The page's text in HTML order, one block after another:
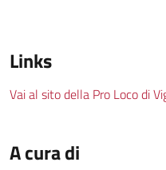
Links
Vai al sito della Pro Loco di
A cura di